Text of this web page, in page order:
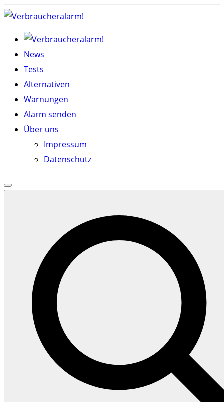
Skip
content
News
Tests
Alternativen
Warnungen
Alarm senden
Über uns
Impressum
Datenschutz